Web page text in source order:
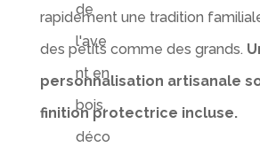
rapidement une tradition
des petits comme des grands.
personnalisation artisanale
finition protectrice incluse.